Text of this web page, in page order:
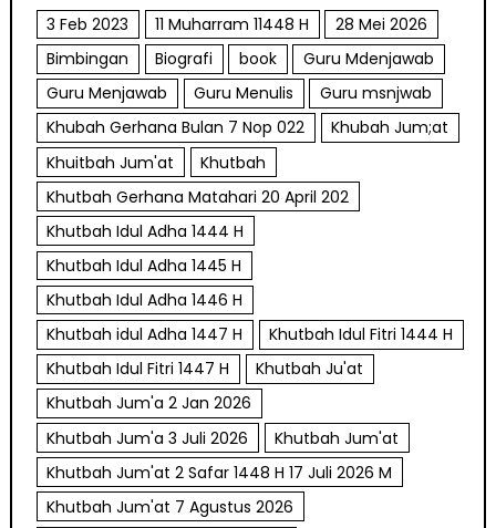
3 Feb 2023 11 Muharram 11448 H
28 Mei 2026
Bimbingan
Biografi book
Guru Mdenjawab
Guru Menjawab
Guru Menulis
Guru msnjwab
Khubah Gerhana Bulan 7 Nop 022
Khubah Jum;at
Khuitbah Jum'at
Khutbah
Khutbah Gerhana Matahari 20 April 202
Khutbah Idul Adha 1444 H
Khutbah Idul Adha 1445 H
Khutbah Idul Adha 1446 H
Khutbah idul Adha 1447 H
Khutbah Idul Fitri 1444 H
Khutbah Idul Fitri 1447 H
Khutbah Ju'at
Khutbah Jum'a 2 Jan 2026
Khutbah Jum'a 3 Juli 2026
Khutbah Jum'at
Khutbah Jum'at 2 Safar 1448 H 17 Juli 2026 M
Khutbah Jum'at 7 Agustus 2026